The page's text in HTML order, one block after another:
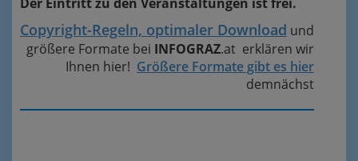
Copyright-Regeln, optimaler Download und
größere Formate bei INFOGRAZ.at erklären wir
Ihnen hier! Größere Formate gibt es hier
demnächst